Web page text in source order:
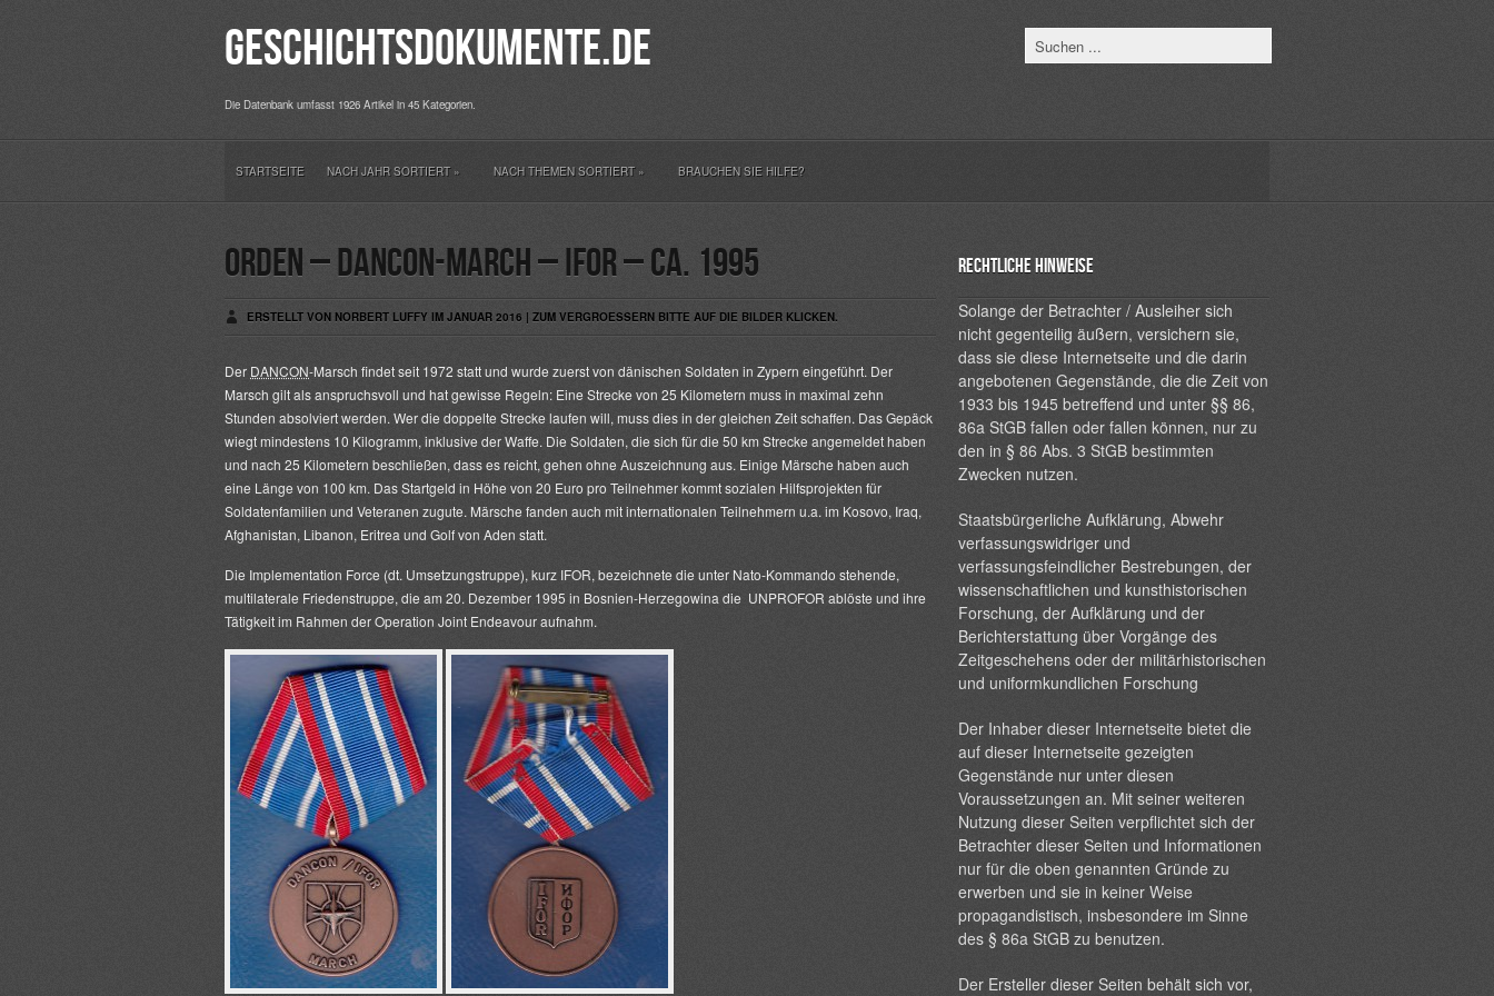
Geschichtsdokumente.de
Die Datenbank umfasst 1926 Artikel in 45 Kategorien.
STARTSEITE NACH JAHR SORTIERT» NACH THEMEN SORTIERT» BRAUCHEN SIE HILFE?
Orden – Dancon-March – IFOR – ca. 1995
ERSTELLT VON NORBERT LUFFY IM JANUAR 2016 | ZUM VERGROESSERN BITTE AUF DIE BILDER KLICKEN.
Der DANCON-Marsch findet seit 1972 statt und wurde zuerst von dänischen Soldaten in Zypern eingeführt. Der
Marsch gilt als anspruchsvoll und hat gewisse Regeln: Eine Strecke von 25 Kilometern muss in maximal zehn
Stunden absolviert werden. Wer die doppelte Strecke laufen will, muss dies in der gleichen Zeit schaffen. Das Gepäck
wiegt mindestens 10 Kilogramm, inklusive der Waffe. Die Soldaten, die sich für die 50 km Strecke angemeldet haben
und nach 25 Kilometern beschließen, dass es reicht, gehen ohne Auszeichnung aus. Einige Märsche haben auch
eine Länge von 100 km. Das Startgeld in Höhe von 20 Euro pro Teilnehmer kommt sozialen Hilfsprojekten für
Soldatenfamilien und Veteranen zugute. Märsche fanden auch mit internationalen Teilnehmern u.a. im Kosovo, Iraq,
Afghanistan, Libanon, Eritrea und Golf von Aden statt.
Die Implementation Force (dt. Umsetzungstruppe), kurz IFOR, bezeichnete die unter Nato-Kommando stehende,
multilaterale Friedenstruppe, die am 20. Dezember 1995 in Bosnien-Herzegowina die UNPROFOR ablöste und ihre
Tätigkeit im Rahmen derOperation Joint Endeavouraufnahm.
Rechtliche Hinweise
Solange der Betrachter / Ausleiher sich
nicht gegenteilig äußern, versichern sie,
dass sie diese Internetseite und die darin
angebotenen Gegenstände, die die Zeit von
1933 bis 1945 betreffend und unter §§ 86,
86a StGB fallen oder fallen können, nur zu
den in § 86 Abs. 3 StGB bestimmten
Zwecken nutzen.
Staatsbürgerliche Aufklärung, Abwehr
verfassungswidriger und
verfassungsfeindlicher Bestrebungen, der
wissenschaftlichen und kunsthistorischen
Forschung, der Aufklärung und der
Berichterstattung über Vorgänge des
Zeitgeschehens oder der militärhistorischen
und uniformkundlichen Forschung
Der Inhaber dieser Internetseite bietet die
auf dieser Internetseite gezeigten
Gegenstände nur unter diesen
Voraussetzungen an. Mit seiner weiteren
Nutzung dieser Seiten verpflichtet sich der
Betrachter dieser Seiten und Informationen
nur für die oben genannten Gründe zu
erwerben und sie in keiner Weise
propagandistisch, insbesondere im Sinne
des § 86a StGB zu benutzen.
Der Ersteller dieser Seiten behält sich vor,